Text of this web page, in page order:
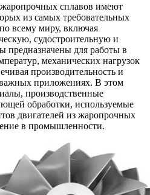
сплавов имеют
из самых требовательных
всему миру, включая
судостроительную и
для работы в
механических нагрузок
производительность и
важных приложениях. В этом
производственные
обработки, используемые
двигателей из жаропрочных
в промышленности.